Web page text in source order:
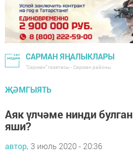
САРМАН ЯҢАЛЫКЛАРЫ
"Сарман" газетасы - Сарман районы
ҖӘМГЫЯТЬ
Аяк үлчәме нинди
яши?
автор, 3 июль 2020 - 20:36